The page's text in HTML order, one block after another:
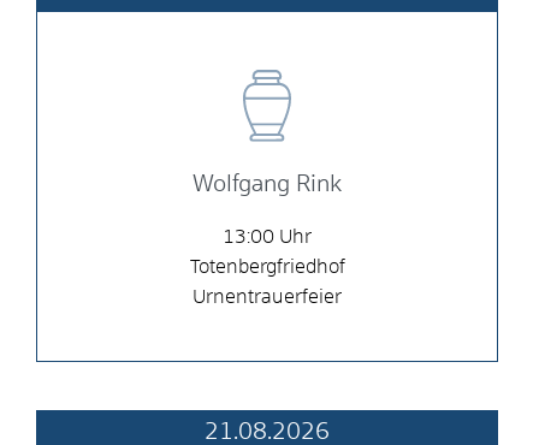
Wolfgang Rink
13:00
Totenbergfriedhof
Urnentrauerfeier
21.08.2026